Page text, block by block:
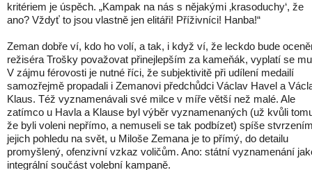
kritériem je úspěch. „Kampak na nás s nějakými ‚krasoduchy‘, že
ano? Vždyť to jsou vlastně jen elitáři! Příživníci! Hanba!“
Zeman dobře ví, kdo ho volí, a tak, i když ví, že leckdo bude
režiséra Trošky považovat přinejlepším za kameňák, vyplatí se
V zájmu férovosti je nutné říci, že subjektivitě při udílení medailí
samozřejmě propadali i Zemanovi předchůdci Václav Havel a
Klaus. Též vyznamenávali své milce v míře větší než malé. Ale
zatímco u Havla a Klause byl výběr vyznamenaných (už kvůli
že byli voleni nepřímo, a nemuseli se tak podbízet) spíše
jejich pohledu na svět, u Miloše Zemana je to přímý, do detailu
promyšlený, ofenzivní vzkaz voličům. Ano: státní vyznamenání
integrální součást volební kampaně.